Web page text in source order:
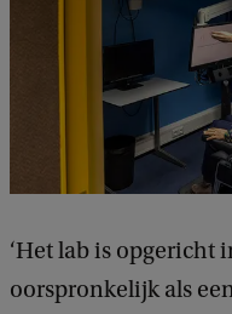
‘Het lab is opgericht
oorspronkelijk als